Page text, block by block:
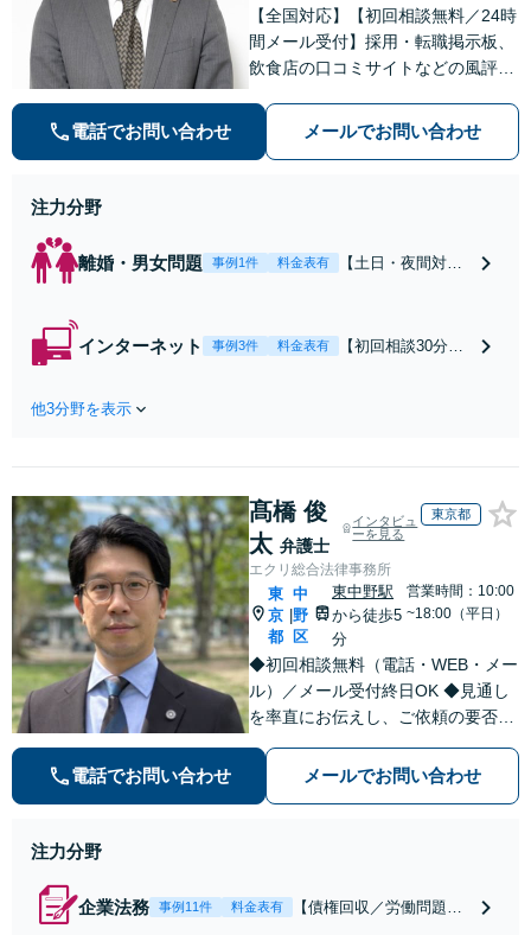
【全国対応】【初回相談無料／24時
間メール受付】採用・転職掲示板、
飲食店の口コミサイトなどの風評被
の種類を問わず相談可。可能な限り
早期対応で駆けつけサポート【労
電話でお問い合わせ メールでお問い合わせ
注力分野
離婚・男女問題 事例1件 料金表有
【土日・夜間対応
れたら、サインす
負担を軽減「弁護
士の交渉で慰謝料
金額アップ／減額
交渉も対応可」
【完全個室対応】
インターネット 事例3件 料金表有
【初回相談30分無
報開示請求をおこ
お店の風評被害対
策／売り上げ低下
防止のために尽
力」加害者側の対
応可：開示請求の
意見照会が来たと
きの対処法、被害
者との示談交渉
他3分野を表示
髙橋 俊
太 弁護士
インタビュ
ーを見る
東京都
エクリ総合法律事務所
東
京
都
中
野
区
東中野駅
から徒歩5
分
営業時間：10:00
~18:00（平日）
◆初回相談無料（電話・WEB・メー
ル）／メール受付終日OK ◆見通し
を率直にお伝えし、ご依頼の要否も
解決まで弁護士本人が一貫してスピ
ーディーに対応いたします。 ◆累計
電話でお問い合わせ メールでお問い合わせ
注力分野
企業法務 事例11件 料金表有
【債権回収／労働問題／